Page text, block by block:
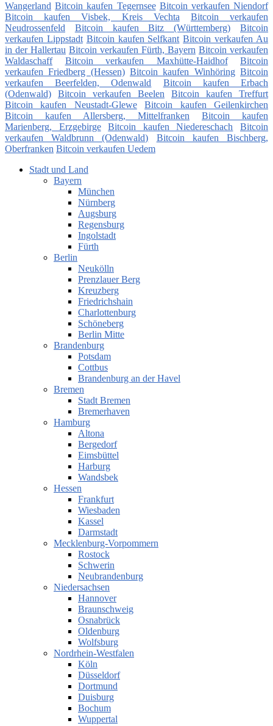
Wangerland Bitcoin kaufen Tegernsee Bitcoin verkaufen Niendorf
Bitcoin kaufen Visbek, Kreis Vechta
Bitcoin verkaufen
Neudrossenfeld
Bitcoin kaufen Bitz (Württemberg)
Bitcoin
verkaufen Lippstadt Bitcoin kaufen Selfkant Bitcoin verkaufen Au
in der Hallertau Bitcoin verkaufen Fürth, Bayern Bitcoin verkaufen
Waldaschaff
Bitcoin verkaufen Maxhütte-Haidhof
Bitcoin
verkaufen Friedberg (Hessen) Bitcoin kaufen Winhöring Bitcoin
verkaufen Beerfelden, Odenwald
Bitcoin kaufen Erbach
(Odenwald)
Bitcoin verkaufen Beelen
Bitcoin kaufen Treffurt
Bitcoin kaufen Neustadt-Glewe
Bitcoin kaufen Geilenkirchen
Bitcoin kaufen Allersberg, Mittelfranken
Bitcoin kaufen
Marienberg, Erzgebirge
Bitcoin kaufen Niedereschach
Bitcoin
verkaufen Waldbrunn (Odenwald)
Bitcoin kaufen Bischberg,
Oberfranken Bitcoin verkaufen Uedem
Stadt und Land
Bayern
München
Nürnberg
Augsburg
Regensburg
Ingolstadt
Fürth
Berlin
Neukölln
Prenzlauer Berg
Kreuzberg
Friedrichshain
Charlottenburg
Schöneberg
Berlin Mitte
Brandenburg
Potsdam
Cottbus
Brandenburg an der Havel
Bremen
Stadt Bremen
Bremerhaven
Hamburg
Altona
Bergedorf
Eimsbüttel
Harburg
Wandsbek
Hessen
Frankfurt
Wiesbaden
Kassel
Darmstadt
Mecklenburg-Vorpommern
Rostock
Schwerin
Neubrandenburg
Niedersachsen
Hannover
Braunschweig
Osnabrück
Oldenburg
Wolfsburg
Nordrhein-Westfalen
Köln
Düsseldorf
Dortmund
Duisburg
Bochum
Wuppertal